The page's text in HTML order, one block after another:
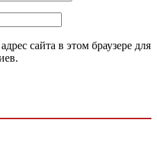
сайта в этом браузере для